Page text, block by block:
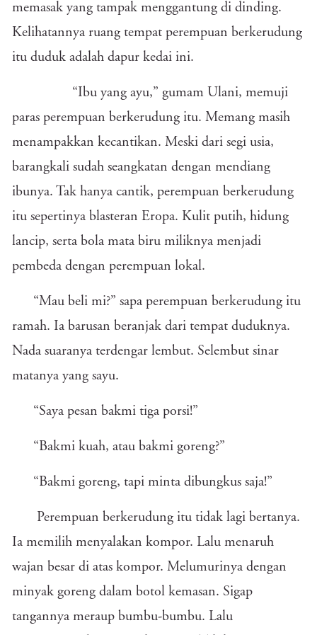
memasak yang tampak menggantung di dinding.
Kelihatannya ruang tempat perempuan berkerudung
itu duduk adalah dapur kedai ini.
“Ibu yang ayu,” gumam Ulani, memuji
paras perempuan berkerudung itu. Memang masih
menampakkan kecantikan. Meski dari segi usia,
barangkali sudah seangkatan dengan mendiang
ibunya. Tak hanya cantik, perempuan berkerudung
itu sepertinya blasteran Eropa. Kulit putih, hidung
lancip, serta bola mata biru miliknya menjadi
pembeda dengan perempuan lokal.
“Mau beli mi?” sapa perempuan berkerudung itu
ramah. Ia barusan beranjak dari tempat duduknya.
Nada suaranya terdengar lembut. Selembut sinar
matanya yang sayu.
“Saya pesan bakmi tiga porsi!”
“Bakmi kuah, atau bakmi goreng?”
“Bakmi goreng, tapi minta dibungkus saja!”
Perempuan berkerudung itu tidak lagi bertanya.
Ia memilih menyalakan kompor. Lalu menaruh
wajan besar di atas kompor. Melumurinya dengan
minyak goreng dalam botol kemasan. Sigap
tangannya meraup bumbu-bumbu. Lalu